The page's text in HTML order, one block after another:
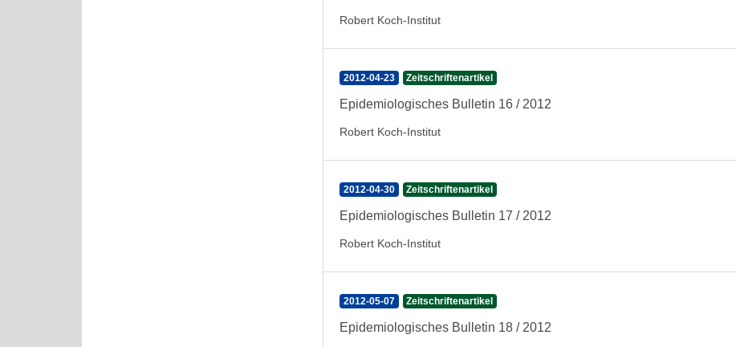
Robert Koch-Institut
2012-04-23 Zeitschriftenartikel
Epidemiologisches Bulletin 16 / 2012
Robert Koch-Institut
2012-04-30 Zeitschriftenartikel
Epidemiologisches Bulletin 17 / 2012
Robert Koch-Institut
2012-05-07 Zeitschriftenartikel
Epidemiologisches Bulletin 18 / 2012